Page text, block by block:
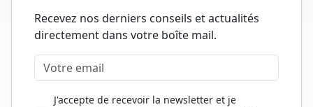
Recevez nos derniers conseils et actualités
directement dans votre boîte mail.
J'accepte de recevoir la newsletter et je